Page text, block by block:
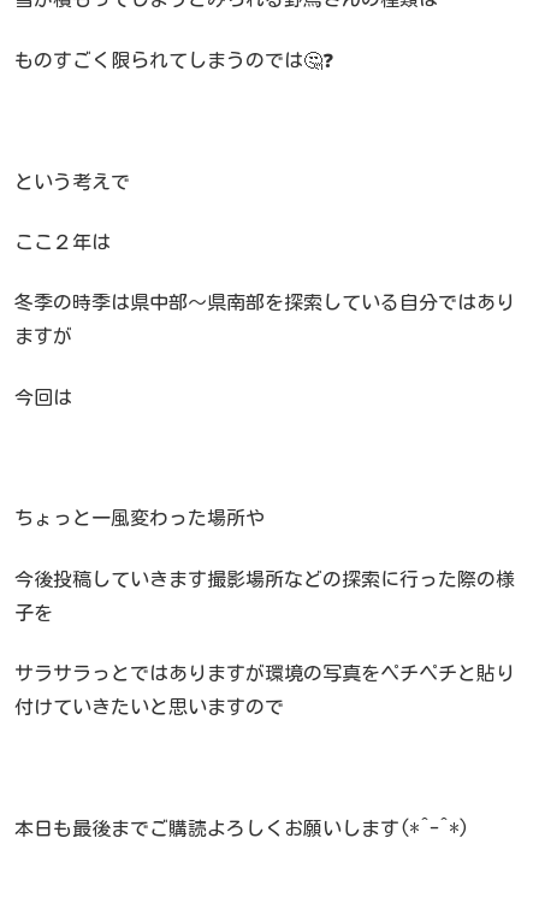
ものすごく限られてしまうのでは🤔❓
という考えで
ここ２年は
冬季の時季は県中部～県南部を探索している自分ではあり
ますが
今回は
ちょっと一風変わった場所や
今後投稿していきます撮影場所などの探索に行った際の様
子を
サラサラっとではありますが環境の写真をペチペチと貼り
付けていきたいと思いますので
本日も最後までご購読よろしくお願いします(*^-^*)